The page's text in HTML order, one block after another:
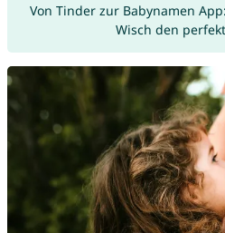
Von Tinder zur Babynamen
Wisch den